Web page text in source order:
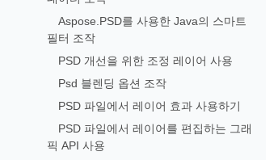
Aspose.PSD를 사용한 Java의 스마트
필터 조작
PSD 개선을 위한 조정 레이어 사용
Psd 블렌딩 옵션 조작
PSD 파일에서 레이어 효과 사용하기
PSD 파일에서 레이어를 편집하는 그래
픽 API 사용